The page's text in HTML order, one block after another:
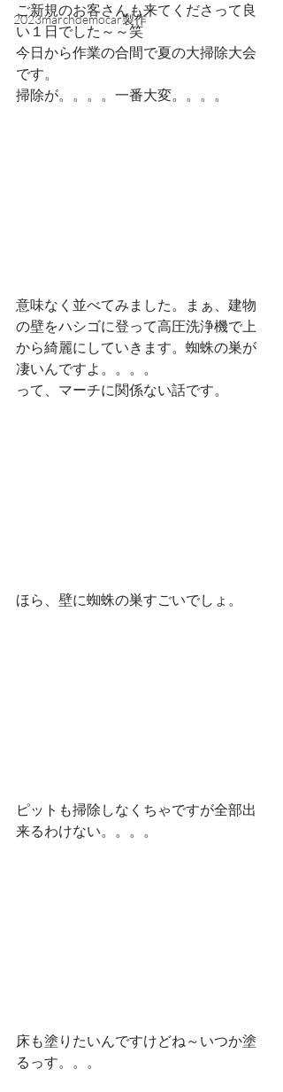
2023marchdemocar製作
ご新規のお客さんも来てくださって良
い１日でした～～笑
今日から作業の合間で夏の大掃除大会
です。
掃除が。。。。一番大変。。。。
意味なく並べてみました。まぁ、建物
の壁をハシゴに登って高圧洗浄機で上
から綺麗にしていきます。蜘蛛の巣が
凄いんですよ。。。。
って、マーチに関係ない話です。
ほら、壁に蜘蛛の巣すごいでしょ。
ピットも掃除しなくちゃですが全部出
来るわけない。。。。
床も塗りたいんですけどね～いつか塗
るっす。。。